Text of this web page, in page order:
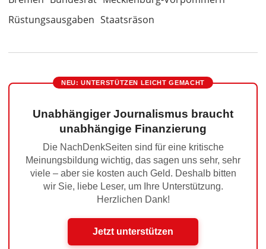
Rüstungsausgaben Staatsräson
NEU: UNTERSTÜTZEN LEICHT GEMACHT
Unabhängiger Journalismus braucht
unabhängige Finanzierung
Die NachDenkSeiten sind für eine kritische
Meinungsbildung wichtig, das sagen uns sehr, sehr
viele – aber sie kosten auch Geld. Deshalb bitten
wir Sie, liebe Leser, um Ihre Unterstützung.
Herzlichen Dank!
Jetzt unterstützen